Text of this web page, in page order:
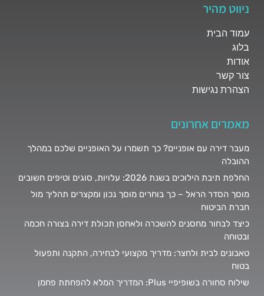
ניווט מהיר
עמוד הבית
בלוג
אודות
צור קשר
הצהרת נגישות
מאמרים אחרונים
מעבר דירה עם אופניים? כך תשמרו על האופניים שלכם במהלך
ההובלה
החלפת תיבת הילוכים בשנת 2026: עלויות, סוגים וטיפים חשובים
מוסך הסדר הראל – כך בוחרים מוסך נכון ומקצרים תהליך מול
חברת הביטוח
כיצד לבחור מחסנים להשכרה ולאחסן תכולת דירה בצורה חכמה
ובטוחה
טאבונים לבית ולחצר: מדריך מקצועי לבחירה, התקנה ותפעול
בטוח
שילוח סחורה בשופיפיי Plus: המדריך המלא להפחתת פחמן